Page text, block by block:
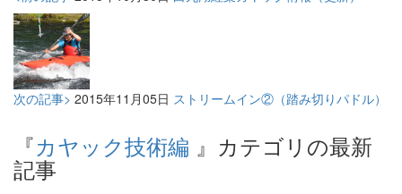
次の記事> 2015年11月05日 ストリームイン②（踏み切りパドル）
『カヤック技術編 』カテゴリの最新
記事